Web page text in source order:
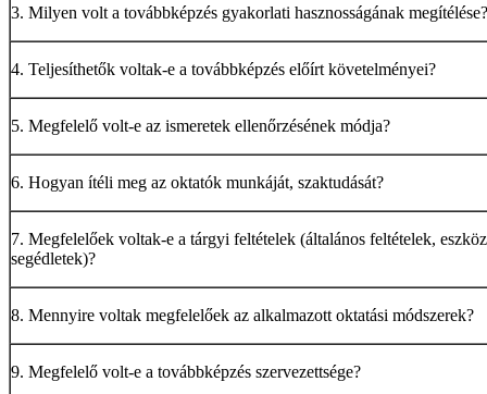
3. Milyen volt a továbbképzés gyakorlati hasznosságának megítélése?
4. Teljesíthetők voltak-e a továbbképzés előírt követelményei?
5. Megfelelő volt-e az ismeretek ellenőrzésének módja?
6. Hogyan ítéli meg az oktatók munkáját, szaktudását?
7. Megfelelőek voltak-e a tárgyi feltételek (általános feltételek,
segédletek)?
8. Mennyire voltak megfelelőek az alkalmazott oktatási módszerek?
9. Megfelelő volt-e a továbbképzés szervezettsége?